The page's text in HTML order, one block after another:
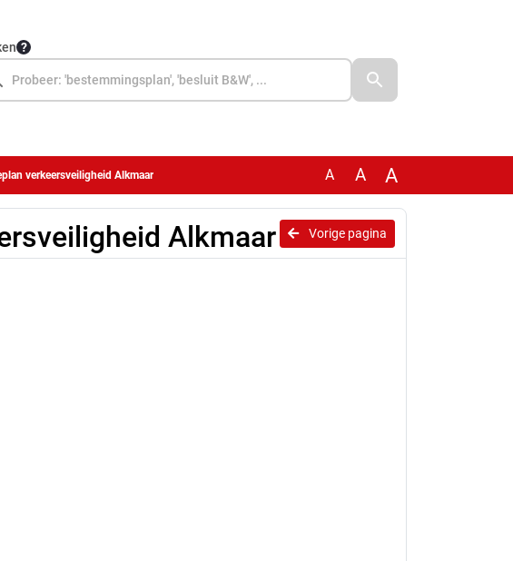
verkeersveiligheid Alkmaar A A A
Vorige pagina
Alkmaar